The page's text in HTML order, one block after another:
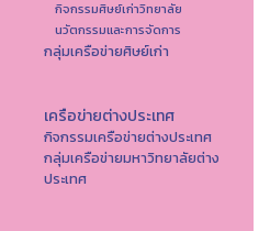
กิจกรรมศิษย์เก่าวิทยาลัย
นวัตกรรมและการจัดการ
กลุ่มเครือข่ายศิษย์เก่า
เครือข่ายต่างประเทศ
กิจกรรมเครือข่ายต่างประเทศ
กลุ่มเครือข่ายมหาวิทยาลัยต่าง
ประเทศ